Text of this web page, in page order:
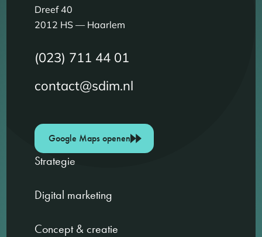
Dreef 40
2012 HS — Haarlem
(023) 711 44 01
contact@sdim.nl
Google Maps openen
Strategie
Digital marketing
Concept & creatie